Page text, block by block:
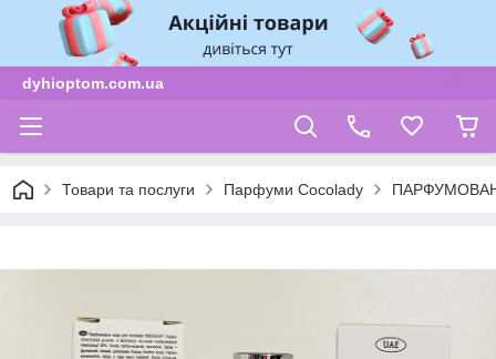
dyhioptom.com.ua
Товари та послуги Парфуми Cocolady